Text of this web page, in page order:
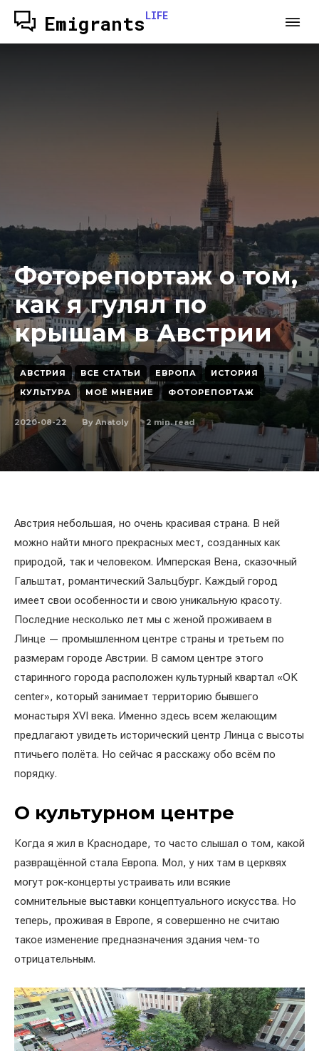
EmigrantsLIFE
Фоторепортаж о том,
как я гулял по
крышам в Австрии
АВСТРИЯ ВСЕ СТАТЬИ ЕВРОПА
ИСТОРИЯ
КУЛЬТУРА
МОЁ МНЕНИЕ ФОТОРЕПОРТАЖ
2020-08-22 By Anatoly 2 min. read
Австрия небольшая, но очень красивая страна. В ней
можно найти много прекрасных мест, созданных как
природой, так и человеком. Имперская Вена, сказочный
Гальштат, романтический Зальцбург. Каждый город
имеет свои особенности и свою уникальную красоту.
Последние несколько лет мы с женой проживаем в
Линце — промышленном центре страны и третьем по
размерам городе Австрии. В самом центре этого
старинного города расположен культурный квартал «OK
center», который занимает территорию бывшего
монастыря XVI века. Именно здесь всем желающим
предлагают увидеть исторический центр Линца с высоты
птичьего полёта. Но сейчас я расскажу обо всём по
порядку.
О культурном центре
Когда я жил в Краснодаре, то часто слышал о том, какой
развращённой стала Европа. Мол, у них там в церквях
могут рок-концерты устраивать или всякие
сомнительные выставки концептуального искусства. Но
теперь, проживая в Европе, я совершенно не считаю
такое изменение предназначения здания чем-то
отрицательным.